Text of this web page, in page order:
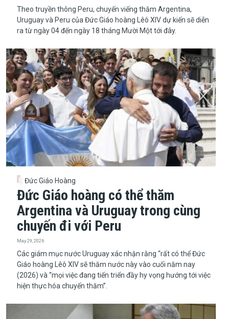
Theo truyền thông Peru, chuyến viếng thăm Argentina,
Uruguay và Peru của Đức Giáo hoàng Lêô XIV dự kiến sẽ diễn
ra từ ngày 04 đến ngày 18 tháng Mười Một tới đây.
Đức Giáo Hoàng
Đức Giáo hoàng có thể thăm
Argentina và Uruguay trong cùng
chuyến đi với Peru
May 29, 2026
​​​​​​​Các giám mục nước Uruguay xác nhận rằng “rất có thể Đức
Giáo hoàng Lêô XIV sẽ thăm nước này vào cuối năm nay
(2026) và “mọi việc đang tiến triển đầy hy vọng hướng tới việc
hiện thực hóa chuyến thăm”.